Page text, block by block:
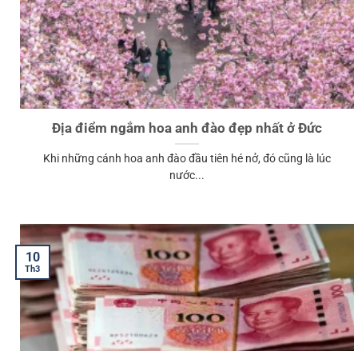
Địa điểm ngắm hoa anh đào đẹp nhất ở Đức
Khi những cánh hoa anh đào đầu tiên hé nở, đó cũng là lúc
nước...
10
Th3